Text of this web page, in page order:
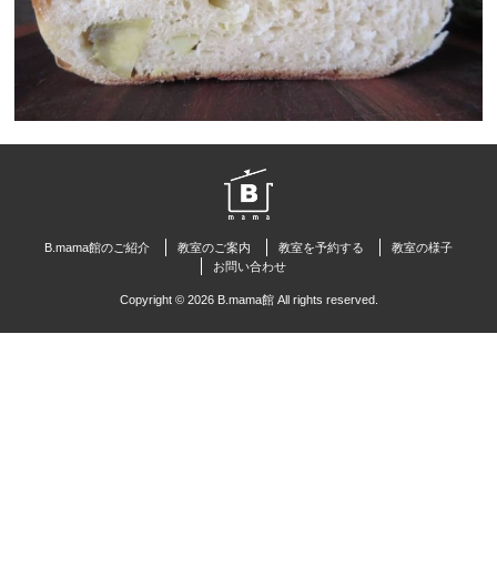
B.mama館のご紹介 教室のご案内 教室を予約する
教室の様子
お問い合わせ
Copyright © 2026 B.mama館 All rights reserved.
お問い合わせ